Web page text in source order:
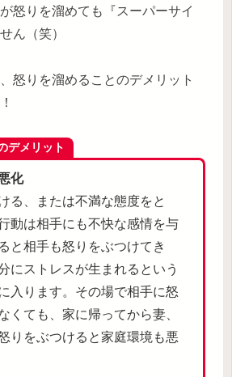
怒りを溜めても『スーパーサイ
ん（笑）
怒りを溜めることのデメリット
デメリット
化
る、または不満な態度をと
動は相手にも不快な感情を与
と相手も怒りをぶつけてき
にストレスが生まれるという
入ります。その場で相手に怒
くても、家に帰ってから妻、
りをぶつけると家庭環境も悪